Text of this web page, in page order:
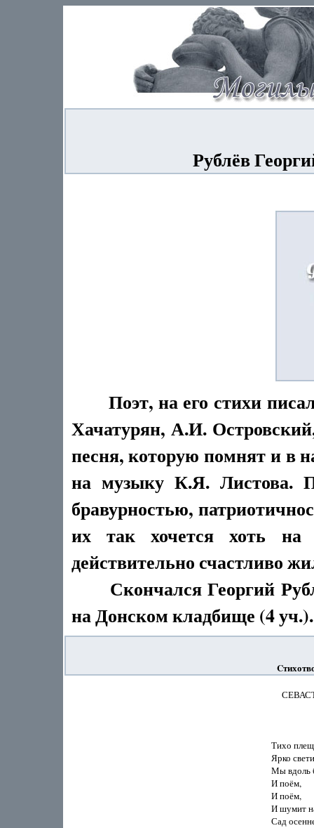
Рублёв
Поэт, на его стихи
Хачатурян, А.И.
песня, которую помнят и в
на музыку К.Я. Листова.
бравурностью,
их так хочется хоть на
действительно счастливо
Скончался Георгий
на Донском кладбище (4 уч.).
Тихо
Ярко
Мы вдоль
И поём,
И поём,
И шумит
Сад